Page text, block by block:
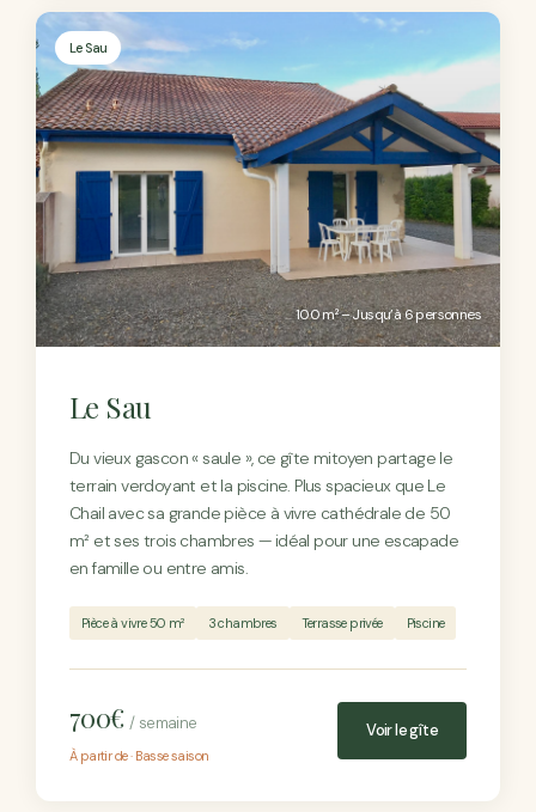
Le Sau
100 m² – Jusqu’à 6 personnes
Le Sau
Du vieux gascon « saule », ce gîte mitoyen partage le
terrain verdoyant et la piscine. Plus spacieux que Le
Chail avec sa grande pièce à vivre cathédrale de 50
m² et ses trois chambres — idéal pour une escapade
en famille ou entre amis.
Pièce à vivre 50 m² 3 chambres Terrasse privée Piscine
700€ / semaine
À partir de · Basse saison
Voir le gîte